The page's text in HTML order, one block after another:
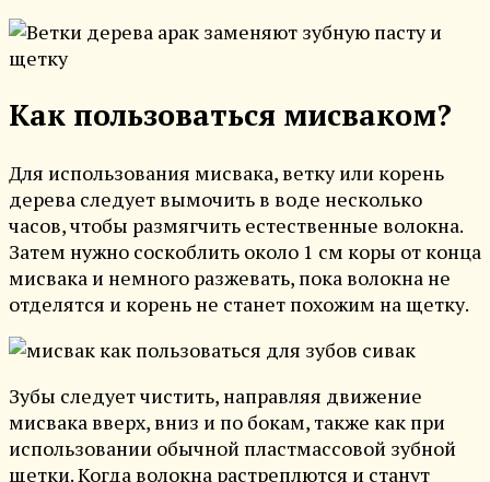
Как пользоваться мисваком?
Для использования мисвака, ветку или корень
дерева следует вымочить в воде несколько
часов, чтобы размягчить естественные волокна.
Затем нужно соскоблить около 1 см коры от конца
мисвака и немного разжевать, пока волокна не
отделятся и корень не станет похожим на щетку.
Зубы следует чистить, направляя движение
мисвака вверх, вниз и по бокам, также как при
использовании обычной пластмассовой зубной
щетки. Когда волокна растреплются и станут